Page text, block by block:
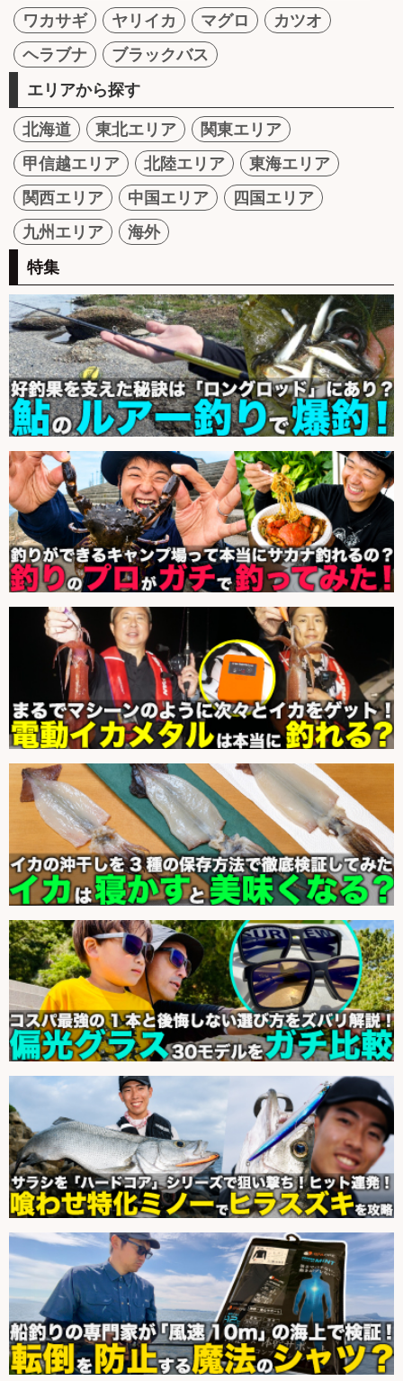
ワカサギ
ヤリイカ マグロ
カツオ
ヘラブナ
ブラックバス
エリアから探す
北海道 東北エリア
関東エリア
甲信越エリア
北陸エリア
東海エリア
関西エリア
中国エリア
四国エリア
九州エリア
海外
特集